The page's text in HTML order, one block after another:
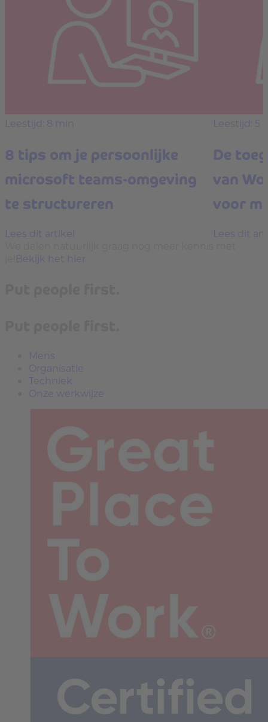
Leestijd: 8 min
8 tips om je persoonlijke
microsoft teams-omgeving
te structureren
Lees dit artikel
Leestijd: 5
De
van
voor
Lees dit
Bekijk het hier
Mens
Organisatie
Techniek
Onze werkwijze